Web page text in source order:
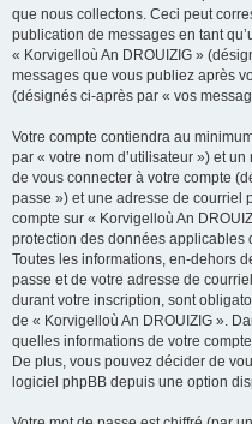
que nous collectons. Ceci peut
publication de messages en tant
« Korvigelloù An DROUIZIG »
messages que vous publiez après
(désignés ci-après par « vos
Votre compte contiendra au
par « votre nom d’utilisateur ») et
de vous connecter à votre compte
passe ») et une adresse de courriel
compte sur « Korvigelloù An
protection des données applicables
Toutes les informations, en-dehors
passe et de votre adresse de
durant votre inscription, sont
de « Korvigelloù An DROUIZIG ».
quelles informations de votre
De plus, vous pouvez décider de
logiciel phpBB depuis une option